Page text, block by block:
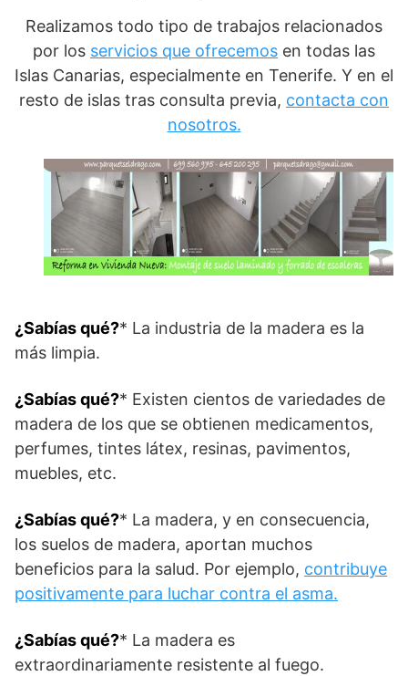
Realizamos todo tipo de trabajos relacionados
por los servicios que ofrecemos en todas las
Islas Canarias, especialmente en Tenerife. Y en el
resto de islas tras consulta previa, contacta con
nosotros.
¿Sabías qué?* La industria de la madera es la
más limpia.
¿Sabías qué?* Existen cientos de variedades de
madera de los que se obtienen medicamentos,
perfumes, tintes látex, resinas, pavimentos,
muebles, etc.
¿Sabías qué?* La madera, y en consecuencia,
los suelos de madera, aportan muchos
beneficios para la salud. Por ejemplo, contribuye
positivamente para luchar contra el asma.
¿Sabías qué?* La madera es
extraordinariamente resistente al fuego.